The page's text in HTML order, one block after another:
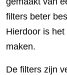
filters beter
Hierdoor is
maken.
De filters zijn